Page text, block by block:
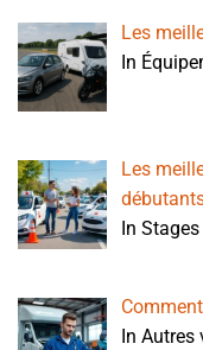
Les
In
Les
In
In Autres